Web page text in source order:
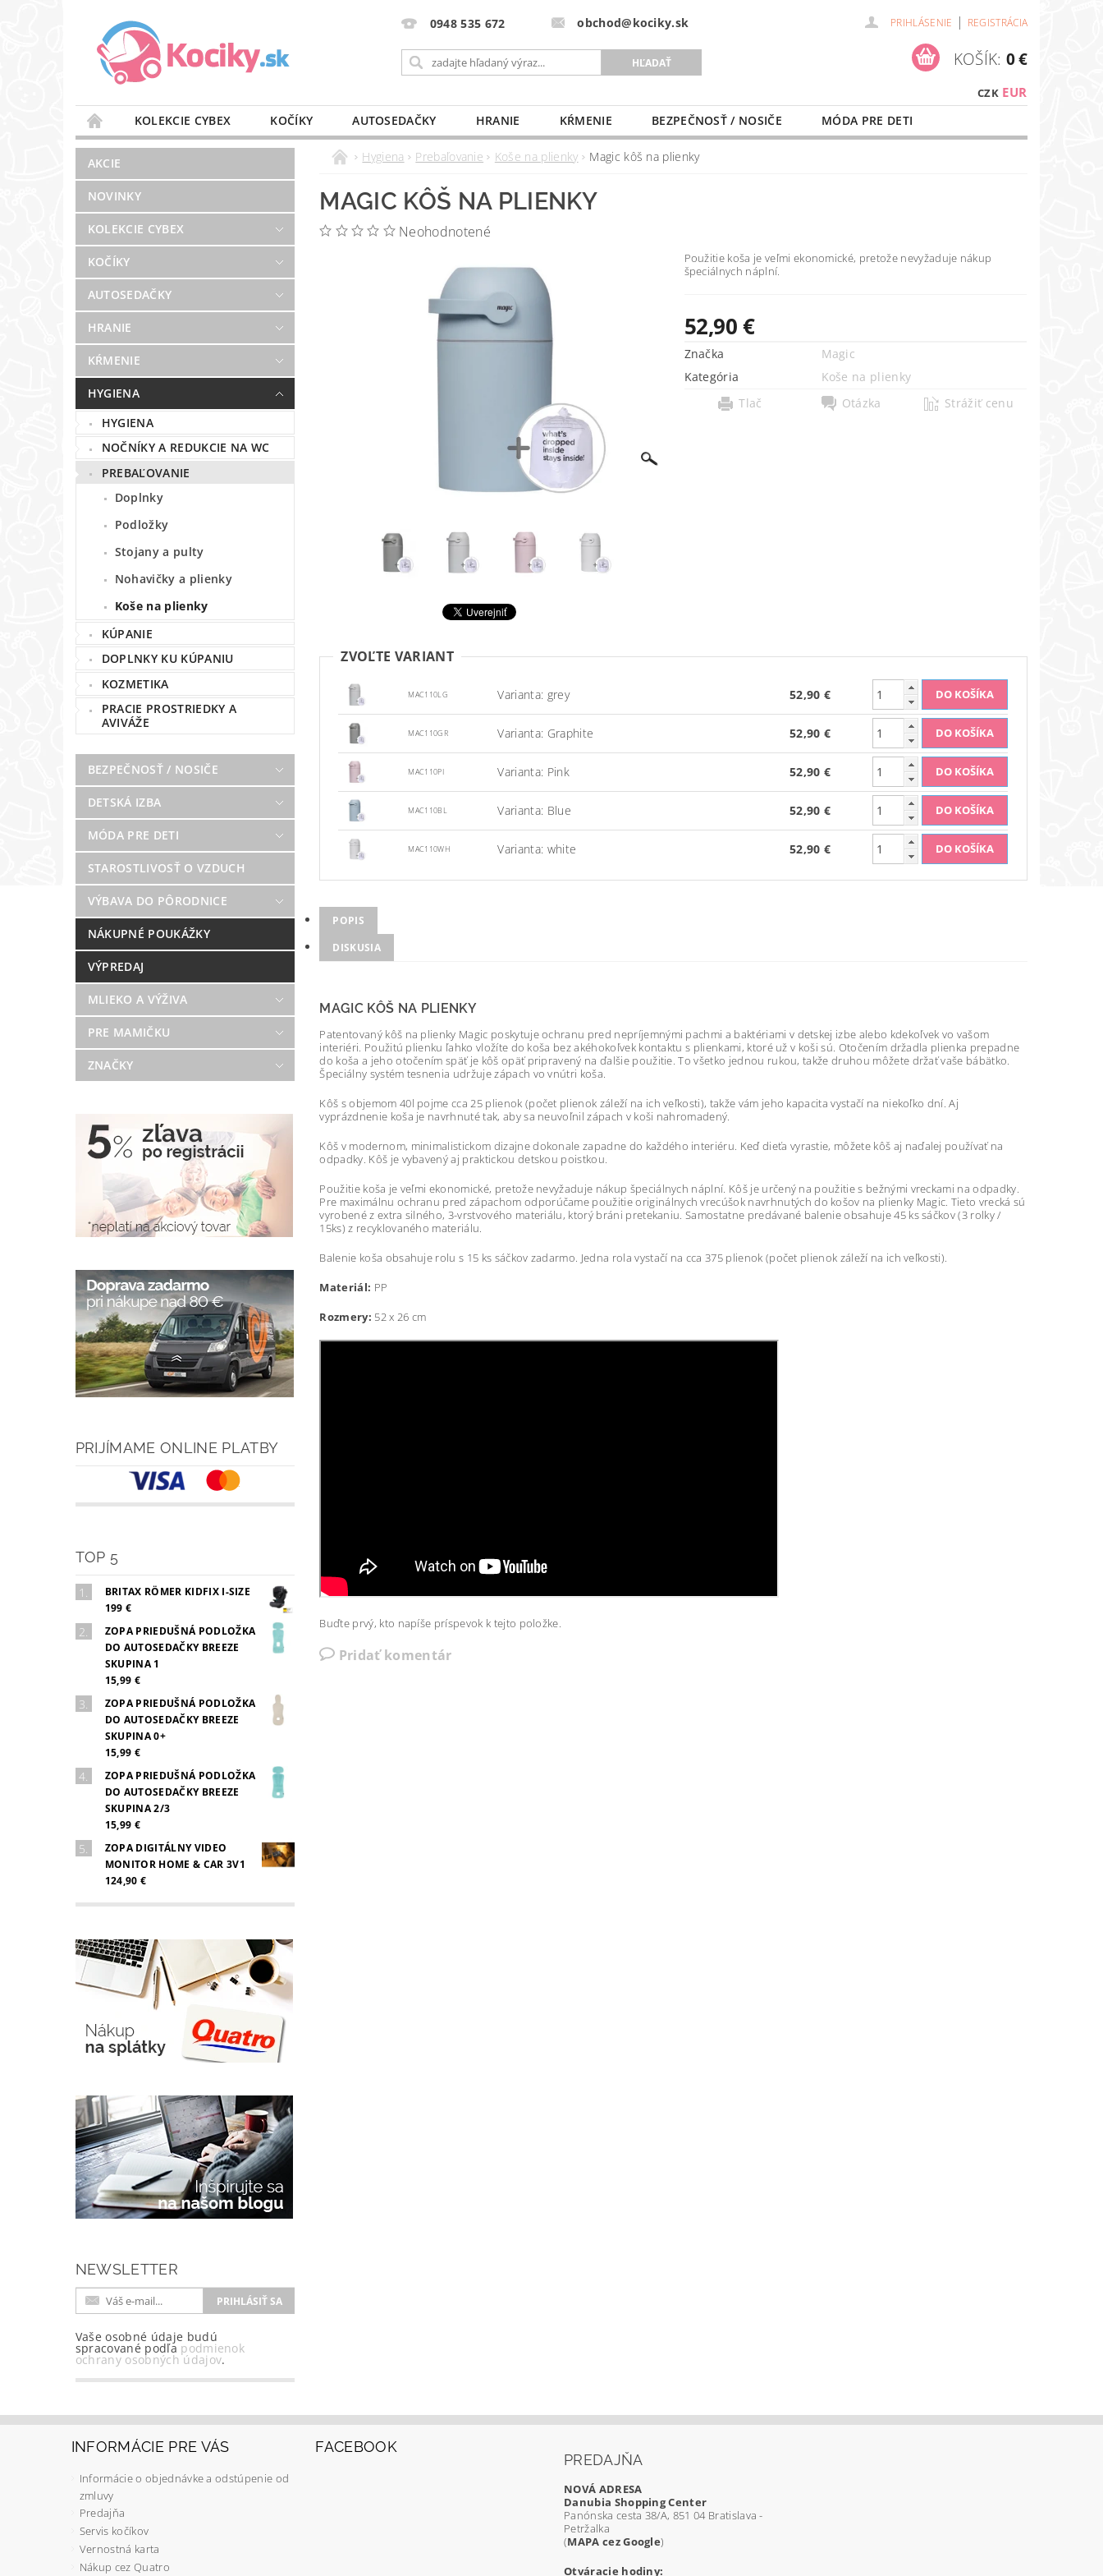
0948 535 672 obchod@kociky.sk PRIHLÁSENIE | REGISTRÁCIA
CZK EUR
KOŠÍK: 0 €
KOLEKCIE CYBEX KOČÍKY AUTOSEDAČKY HRANIE KŔMENIE BEZPEČNOSŤ / NOSIČE
MÓDA PRE DETI
STAROSTLIVOSŤ O VZDUCH
VÝBAVA DO PÔRODNICE MLIEKO A VÝŽIVA PRE MAMIČKU
BLOG
PREDAJŇA KONTAKT
AKCIE
NOVINKY
KOLEKCIE CYBEX
KOČÍKY
AUTOSEDAČKY
HRANIE
KŔMENIE
HYGIENA
HYGIENA
NOČNÍKY A REDUKCIE NA WC
PREBAĽOVANIE
Doplnky
Podložky
Stojany a pulty
Nohavičky a plienky
Koše na plienky
KÚPANIE
DOPLNKY KU KÚPANIU
KOZMETIKA
PRACIE PROSTRIEDKY A
AVIVÁŽE
BEZPEČNOSŤ / NOSIČE
DETSKÁ IZBA
MÓDA PRE DETI
STAROSTLIVOSŤ O VZDUCH
VÝBAVA DO PÔRODNICE
NÁKUPNÉ POUKÁŽKY
VÝPREDAJ
MLIEKO A VÝŽIVA
PRE MAMIČKU
ZNAČKY
PRIJÍMAME ONLINE PLATBY
TOP 5
BRITAX RÖMER KIDFIX I-SIZE
199 €
ZOPA PRIEDUŠNÁ PODLOŽKA
DO AUTOSEDAČKY BREEZE
SKUPINA 1
15,99 €
ZOPA PRIEDUŠNÁ PODLOŽKA
DO AUTOSEDAČKY BREEZE
SKUPINA 0+
15,99 €
ZOPA PRIEDUŠNÁ PODLOŽKA
DO AUTOSEDAČKY BREEZE
SKUPINA 2/3
15,99 €
ZOPA DIGITÁLNY VIDEO
MONITOR HOME & CAR 3V1
124,90 €
NEWSLETTER
Vaše osobné údaje budú
spracované podľa podmienok
ochrany osobných údajov.
Hygiena Prebaľovanie Koše na plienky Magic kôš na plienky
MAGIC KÔŠ NA PLIENKY
Neohodnotené
Použitie koša je veľmi ekonomické, pretože nevyžaduje nákup
špeciálnych náplní.
52,90 €
Značka
Magic
Kategória
Koše na plienky
Tlač
Otázka Strážiť cenu
ZVOĽTE VARIANT
MAC110LG Varianta: grey 52,90 €
MAC110GR Varianta: Graphite 52,90 €
MAC110PI Varianta: Pink 52,90 €
MAC110BL Varianta: Blue 52,90 €
MAC110WH Varianta: white 52,90 €
POPIS
DISKUSIA
MAGIC KÔŠ NA PLIENKY
Patentovaný kôš na plienky Magic poskytuje ochranu pred nepríjemnými pachmi a baktériami v detskej izbe alebo kdekoľvek vo vašom
interiéri. Použitú plienku ľahko vložíte do koša bez akéhokoľvek kontaktu s plienkami, ktoré už v koši sú. Otočením držadla plienka prepadne
do koša a jeho otočením späť je kôš opäť pripravený na ďalšie použitie. To všetko jednou rukou, takže druhou môžete držať vaše bábätko.
Špeciálny systém tesnenia udržuje zápach vo vnútri koša.
Kôš s objemom 40l pojme cca 25 plienok (počet plienok záleží na ich veľkosti), takže vám jeho kapacita vystačí na niekoľko dní. Aj
vyprázdnenie koša je navrhnuté tak, aby sa neuvoľnil zápach v koši nahromadený.
Kôš v modernom, minimalistickom dizajne dokonale zapadne do každého interiéru. Keď dieťa vyrastie, môžete kôš aj naďalej používať na
odpadky. Kôš je vybavený aj praktickou detskou poistkou.
Použitie koša je veľmi ekonomické, pretože nevyžaduje nákup špeciálnych náplní. Kôš je určený na použitie s bežnými vreckami na odpadky.
Pre maximálnu ochranu pred zápachom odporúčame použitie originálnych vrecúšok navrhnutých do košov na plienky Magic. Tieto vrecká sú
vyrobené z extra silného, 3-vrstvového materiálu, ktorý bráni pretekaniu. Samostatne predávané balenie obsahuje 45 ks sáčkov (3 rolky /
15ks) z recyklovaného materiálu.
Balenie koša obsahuje rolu s 15 ks sáčkov zadarmo. Jedna rola vystačí na cca 375 plienok (počet plienok záleží na ich veľkosti).
Materiál: PP
Rozmery: 52 x 26 cm
Buďte prvý, kto napíše príspevok k tejto položke.
Pridať komentár
INFORMÁCIE PRE VÁS
Informácie o objednávke a odstúpenie od
zmluvy
Predajňa
Servis kočíkov
Vernostná karta
Nákup cez Quatro
FACEBOOK
PREDAJŇA
NOVÁ ADRESA
Danubia Shopping Center
Panónska cesta 38/A, 851 04 Bratislava -
Petržalka
(MAPA cez Google)
Otváracie hodiny: